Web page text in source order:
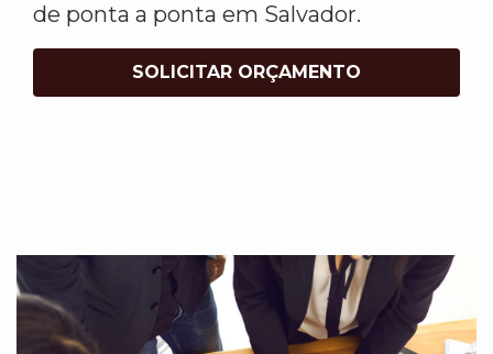
de ponta a ponta em Salvador.
SOLICITAR ORÇAMENTO